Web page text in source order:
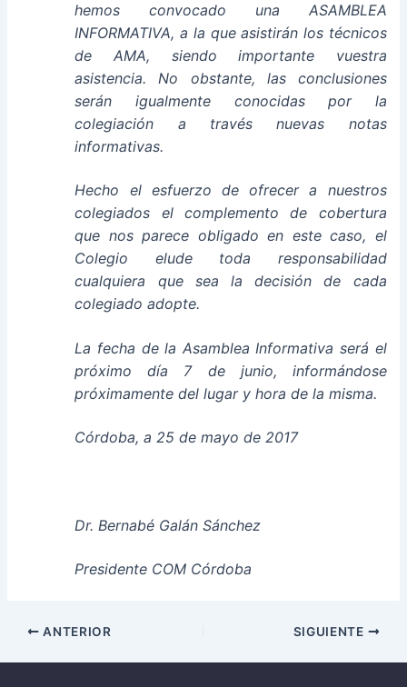
hemos convocado una ASAMBLEA
INFORMATIVA, a la que asistirán los técnicos
de AMA, siendo importante vuestra
asistencia. No obstante, las conclusiones
serán igualmente conocidas por la
colegiación a través nuevas notas
informativas.
Hecho el esfuerzo de ofrecer a nuestros
colegiados el complemento de cobertura
que nos parece obligado en este caso, el
Colegio elude toda responsabilidad
cualquiera que sea la decisión de cada
colegiado adopte.
La fecha de la Asamblea Informativa será el
próximo día 7 de junio, informándose
próximamente del lugar y hora de la misma.
Córdoba, a 25 de mayo de 2017
Dr. Bernabé Galán Sánchez
Presidente COM Córdoba
ANTERIOR SIGUIENTE